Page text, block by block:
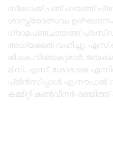
ബ്ലോക്ക് പഞ്ചായത്ത്
ശാസ്ത്രോത്സവം
ഗ്രാമപഞ്ചായത്ത്
അധ്യക്ഷത വഹിച്ചു.
ജി.കെ.വിജയകുമാർ,
മിനി. എസ്. ശോഭ.ജെ
പ്രിൻസിപ്പാൾ
കമ്മിറ്റി കൺവീനർ